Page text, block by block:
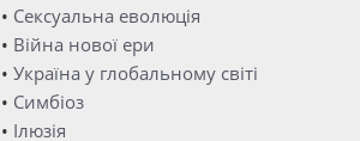
• Сексуальна еволюція
• Війна нової ери
• Україна у глобальному світі
• Симбіоз
• Ілюзія